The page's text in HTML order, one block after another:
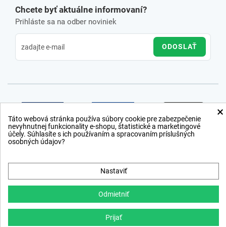
Chcete byť aktuálne informovaní?
Prihláste sa na odber noviniek
ODOSLAŤ
×
Táto webová stránka používa súbory cookie pre zabezpečenie
nevyhnutnej funkcionality e-shopu, štatistické a marketingové
účely. Súhlasíte s ich používaním a spracovaním príslušných
osobných údajov?
Nastaviť
Odmietniť
Prijať